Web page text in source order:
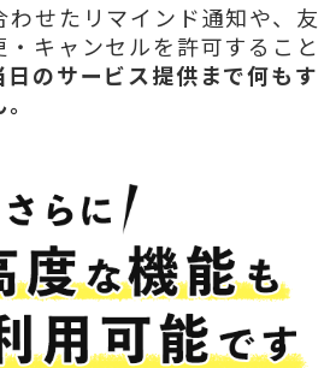
せたリマインド通知や、友
キャンセルを許可すること
日のサービス提供まで何もす